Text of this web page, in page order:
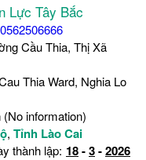
Lực Tây Bắc
0562506666
Cầu Thia, Thị Xã
Thia Ward, Nghia Lo
information)
, Tỉnh Lào Cai
thành lập: 18-3-2026